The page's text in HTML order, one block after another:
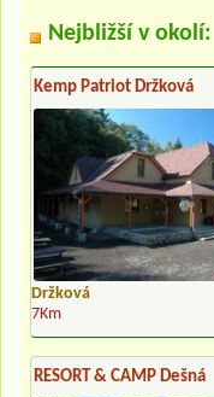
Nejbližší v okolí:
Kemp Patriot Držková
Držková
7Km
RESORT & CAMP Dešná